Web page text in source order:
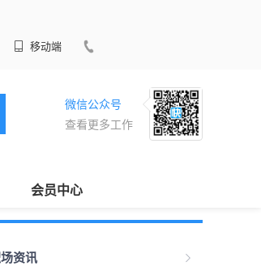
移动端
微信公众号
查看更多工作
会员中心
资讯